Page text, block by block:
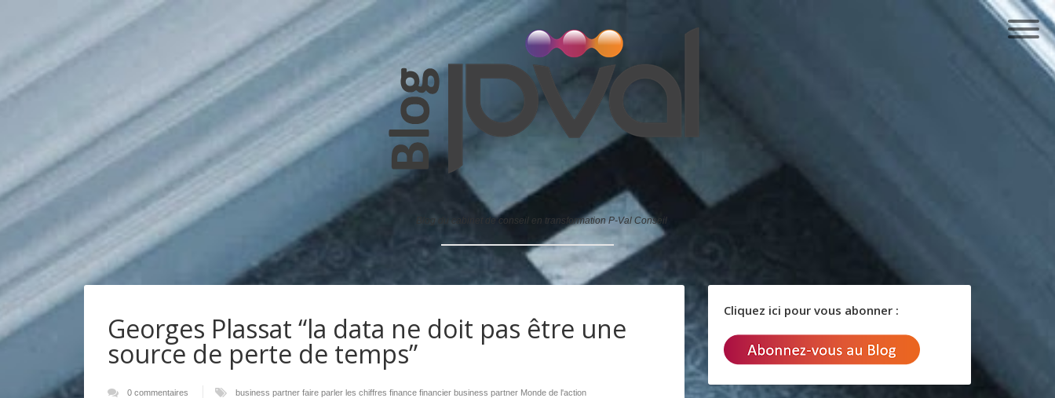
Blog du cabinet de conseil en transformation P-Val Conseil
Georges Plassat “la data ne doit pas être une
source de perte de temps”
0 commentaires business partner faire parler les chiffres finance financier business partner Monde de l'action
Cliquez ici pour vous abonner :